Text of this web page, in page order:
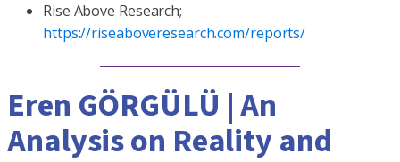
Rise Above Research;
https://riseaboveresearch.com/reports/
Eren GÖRGÜLÜ | An
Analysis on Reality and